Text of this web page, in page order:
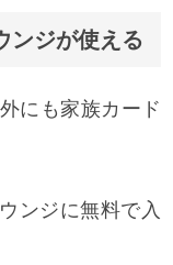
ンジが使える
にも家族カード
ンジに無料で入